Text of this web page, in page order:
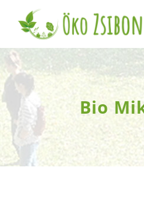
Kihagyás
Bio